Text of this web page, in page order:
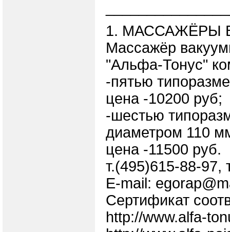
1. МАССАЖЁРЫ
Массажёр
"Альфа-Тонус"
-пятью
цена -10200 руб;
-шестью
диаметром 110
цена -11500 руб.
т.(495)615-88-
E-mаil:
Сертификат
http://www.alfa-